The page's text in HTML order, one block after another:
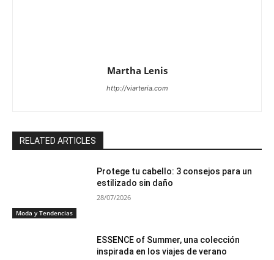
Martha Lenis
http://viarteria.com
RELATED ARTICLES
Moda y Tendencias
Protege tu cabello: 3 consejos para un
estilizado sin daño
28/07/2026
ESSENCE of Summer, una colección
inspirada en los viajes de verano